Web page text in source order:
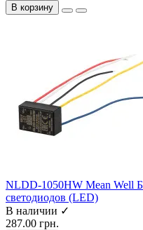
В корзину
NLDD-1050HW Mean Well
светодиодов (LED)
В наличии ✓
287.00 грн.